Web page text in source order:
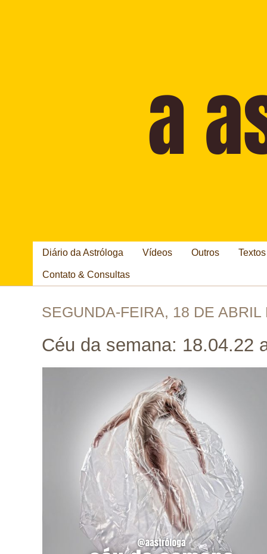
Diário da Astróloga Vídeos Outros
Contato & Consultas
SEGUNDA-FEIRA, 18 DE ABRIL
Céu da semana: 18.04.22